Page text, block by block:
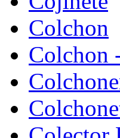
Colchon
Colchon